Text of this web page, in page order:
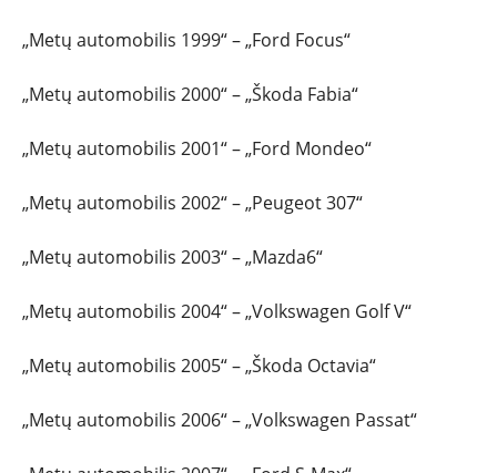
„Metų automobilis 1999“ – „Ford Focus“
„Metų automobilis 2000“ – „Škoda Fabia“
„Metų automobilis 2001“ – „Ford Mondeo“
„Metų automobilis 2002“ – „Peugeot 307“
„Metų automobilis 2003“ – „Mazda6“
„Metų automobilis 2004“ – „Volkswagen Golf V“
„Metų automobilis 2005“ – „Škoda Octavia“
„Metų automobilis 2006“ – „Volkswagen Passat“